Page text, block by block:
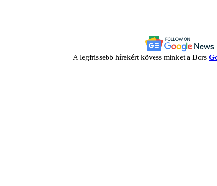
A legfrissebb hírekért kövess minket a Bors